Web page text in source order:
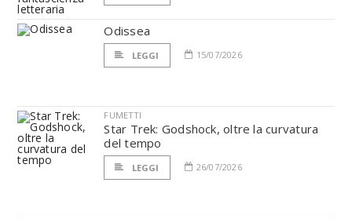
Odissea
LEGGI 15/07/2026
FUMETTI
Star Trek: Godshock, oltre la curvatura
del tempo
LEGGI 26/07/2026